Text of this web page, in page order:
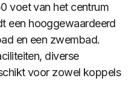
voet van het centrum
een hooggewaardeerd
en een zwembad.
diverse
voor zowel koppels